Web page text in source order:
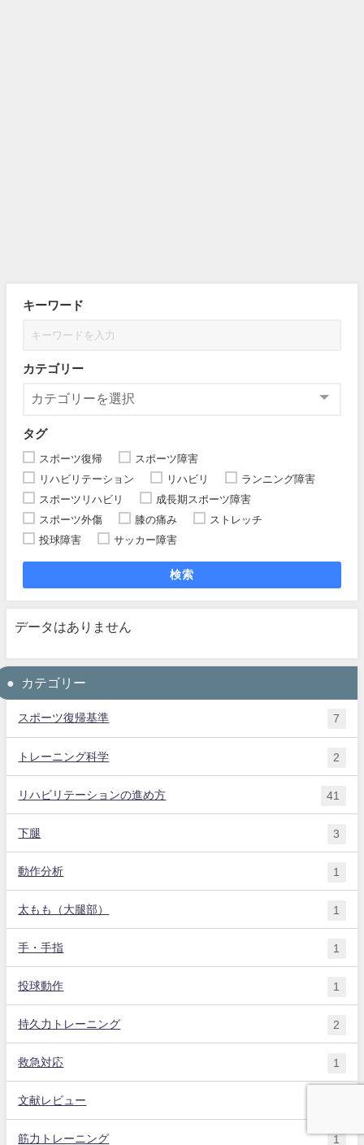
キーワード
カテゴリー
タグ
スポーツ復帰
スポーツ障害
リハビリテーション
リハビリ
ランニング障害
スポーツリハビリ
成長期スポーツ障害
スポーツ外傷
膝の痛み
ストレッチ
投球障害
サッカー障害
検索
データはありません
カテゴリー
スポーツ復帰基準 7
トレーニング科学 2
リハビリテーションの進め方 41
下腿 3
動作分析 1
太もも（大腿部） 1
手・手指 1
投球動作 1
持久力トレーニング 2
救急対応 1
文献レビュー
筋力トレーニング 1